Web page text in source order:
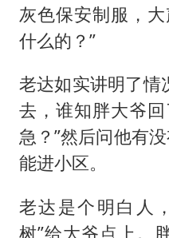
灰色保安制服，
什么的？”
老达如实讲明了情
去，谁知胖大爷
急？”然后问他有
能进小区。
老达是个明白人
树”给大爷点上。